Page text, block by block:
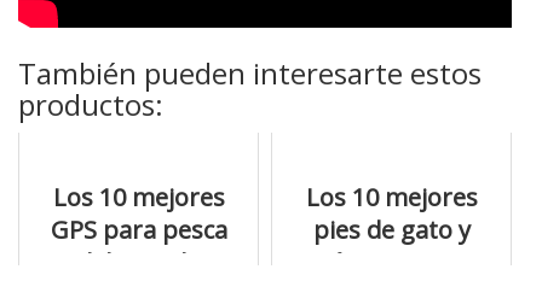
También pueden interesarte estos
productos:
Los 10 mejores
GPS para pesca
del mundo
Los 10 mejores
pies de gato y
cuánto cuestan